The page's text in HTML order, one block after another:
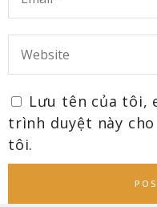
Lưu tên của tôi,
trình duyệt này
tôi.